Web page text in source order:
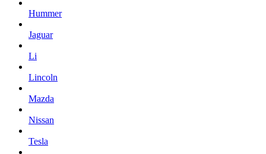
Hummer
Jaguar
Li
Lincoln
Mazda
Nissan
Tesla